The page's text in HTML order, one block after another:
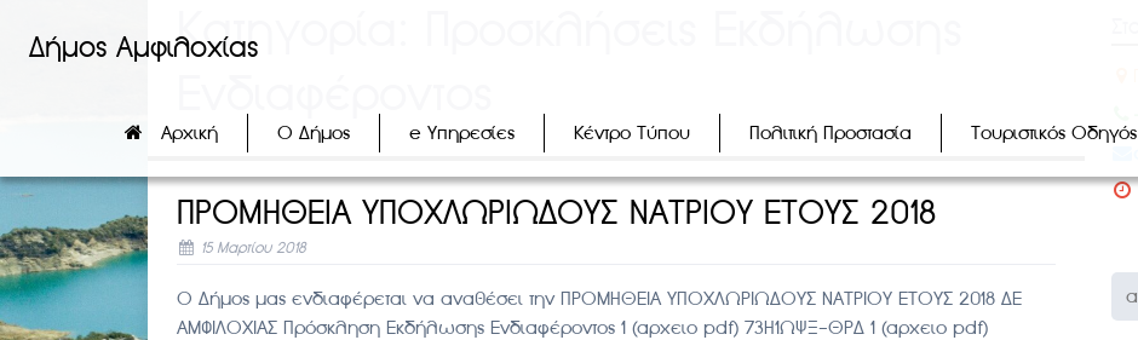
Δήμος Αμφιλοχίας
Αρχική Ο Δήμος e Υπηρεσίες Κέντρο Τύπου Πολιτική Προστασία Τουριστικός Οδηγός
Κατηγορία:
ΠΡΟΜΗΘΕΙΑ ΥΠΟΧΛΩΡΙΩΔΟΥΣ ΝΑΤΡΙΟΥ ΕΤΟΥΣ 2018
15 Μαρτίου 2018
Ο Δήμος μας ενδιαφέρεται να αναθέσει την ΠΡΟΜΗΘΕΙΑ ΥΠΟΧΛΩΡΙΩΔΟΥΣ ΝΑΤΡΙΟΥ ΕΤΟΥΣ 2018 ΔΕ
ΑΜΦΙΛΟΧΙΑΣ Πρόσκληση Εκδήλωσης Ενδιαφέροντος 1 (αρχειο pdf) 73Η1ΩΨΞ-ΘΡΔ 1 (αρχειο pdf)